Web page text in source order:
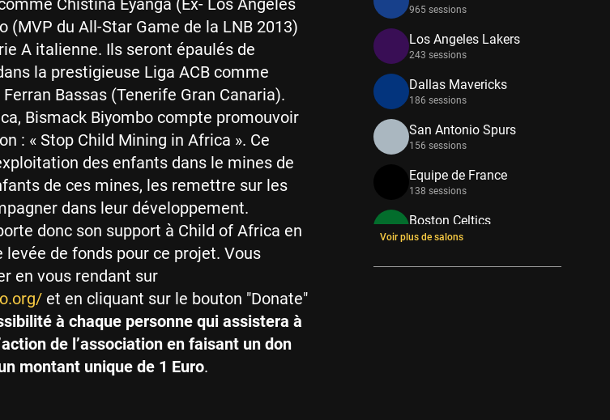
Chistina Eyanga (Ex- Los Angeles
(MVP du All-Star Game de la LNB 2013)
A italienne. Ils seront épaulés de
la prestigieuse Liga ACB comme
Bassas (Tenerife Gran Canaria).
Bismack Biyombo compte promouvoir
: « Stop Child Mining in Africa ». Ce
des enfants dans le mines de
de ces mines, les remettre sur les
dans leur développement.
donc son support à Child of Africa en
de fonds pour ce projet. Vous
en vous rendant sur
et en cliquant sur le bouton "Donate"
à chaque personne qui assistera à
de l’association en faisant un don
montant unique de 1 Euro.
965 sessions
Los Angeles Lakers
243 sessions
Dallas Mavericks
186 sessions
San Antonio Spurs
156 sessions
Equipe de France
138 sessions
Boston Celtics
133 sessions
New York Knicks
Voir plus de salons